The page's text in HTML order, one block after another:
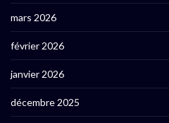
mars 2026
février 2026
janvier 2026
décembre 2025